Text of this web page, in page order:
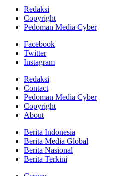
Redaksi
Copyright
Pedoman Media Cyber
Facebook
Twitter
Instagram
Redaksi
Contact
Pedoman Media Cyber
Copyright
About
Berita Indonesia
Berita Media Global
Berita Nasional
Berita Terkini